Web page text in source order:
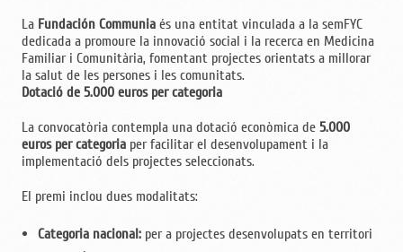
La Fundación Communia és una entitat vinculada a la semFYC
dedicada a promoure la innovació social i la recerca en Medicina
Familiar i Comunitària, fomentant projectes orientats a millorar
la salut de les persones i les comunitats.
Dotació de 5.000 euros per categoria
La convocatòria contempla una dotació econòmica de 5.000
euros per categoria per facilitar el desenvolupament i la
implementació dels projectes seleccionats.
El premi inclou dues modalitats:
Categoria nacional: per a projectes desenvolupats en territori